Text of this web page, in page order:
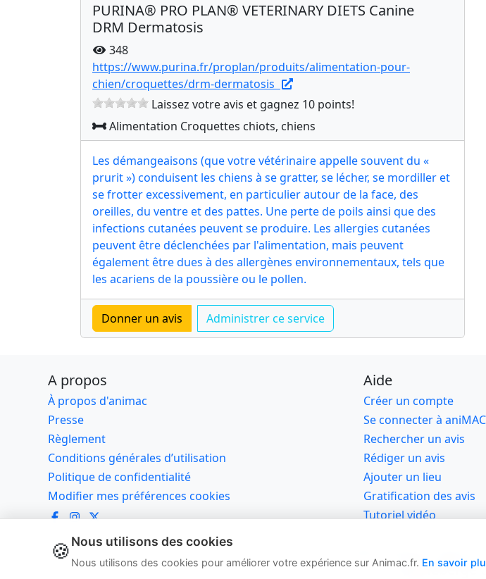
​PURINA® PRO PLAN® VETERINARY DIETS Canine
DRM Dermatosis
348
https://www.purina.fr/proplan/produits/alimentation-pour-
chien/croquettes/drm-dermatosis
Laissez votre avis et gagnez 10 points!
Alimentation Croquettes chiots, chiens
Les démangeaisons (que votre vétérinaire appelle souvent du «
prurit ») conduisent les chiens à se gratter, se lécher, se mordiller et
se frotter excessivement, en particulier autour de la face, des
oreilles, du ventre et des pattes. Une perte de poils ainsi que des
infections cutanées peuvent se produire. Les allergies cutanées
peuvent être déclenchées par l'alimentation, mais peuvent
également être dues à des allergènes environnementaux, tels que
les acariens de la poussière ou le pollen.
A propos Aide
À propos d'animac Créer un compte
Presse
Se connecter à aniMAC
Règlement
Rechercher un avis
Conditions générales d’utilisation
Rédiger un avis
Politique de confidentialité
Ajouter un lieu
Modifier mes préférences cookies
Gratification des avis
Tutoriel vidéo
© 2019, 2026 Animac
🇫🇷Hébergé
🍪Nous utilisons des cookies
Nous utilisons des cookies pour améliorer votre expérience sur Animac.fr. En savoir